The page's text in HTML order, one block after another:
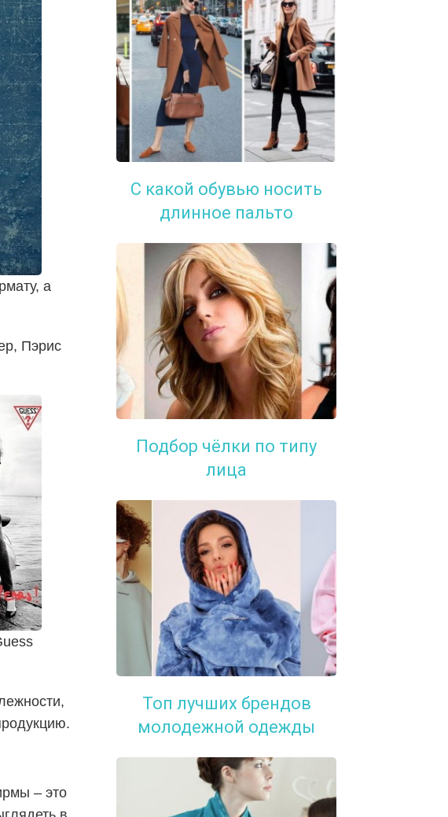
а
Пэрис
– это
С какой обувью носить
длинное пальто
Подбор чёлки по типу
лица
Топ лучших брендов
молодежной одежды